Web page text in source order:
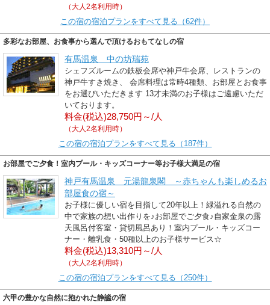
（大人2名利用時）
この宿の宿泊プランをすべて見る（62件）
多彩なお部屋、お食事から選んで頂けるおもてなしの宿
有馬温泉 中の坊瑞苑
シェフズルームの鉄板会席や神戸牛会席、レストランの
神戸牛すき焼き、 会席料理は常時4種類、お部屋とお食事
をお選びいただきます 13才未満のお子様はご遠慮いただ
いております。
料金(税込)28,750円～/人
（大人2名利用時）
この宿の宿泊プランをすべて見る（187件）
お部屋でご夕食！室内プール・キッズコーナー等お子様大満足の宿
神戸有馬温泉 元湯龍泉閣 ～赤ちゃんも楽しめるお
部屋食の宿～
お子様に優しい宿を目指して20年以上！緑溢れる自然の
中で家族の想い出作りを♪お部屋でご夕食♪自家金泉の露
天風呂付客室・貸切風呂あり！室内プール・キッズコー
ナー・離乳食・50種以上のお子様サービス☆
料金(税込)13,310円～/人
（大人2名利用時）
この宿の宿泊プランをすべて見る（250件）
六甲の豊かな自然に抱かれた静謐の宿